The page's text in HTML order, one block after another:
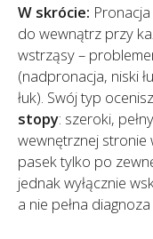
W skrócie:
do wewnątrz przy
wstrząsy –
(nadpronacja, niski
łuk). Swój typ
stopy: szeroki,
wewnętrznej stronie
pasek tylko po
jednak wyłącznie
a nie pełna